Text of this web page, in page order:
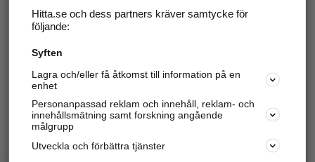
Hitta.se - Gratis nummerupplysning.
Sök företag, personer och platser.
Hitta telefonnummer, adresser, företagsinfo mm.
Marknadsför företaget
Hitta.se och dess partners kräver samtycke för
följande:
Syften
Lagra och/eller få åtkomst till information på en
enhet
Personanpassad reklam och innehåll, reklam- och
innehållsmätning samt forskning angående
målgrupp
Utveckla och förbättra tjänster